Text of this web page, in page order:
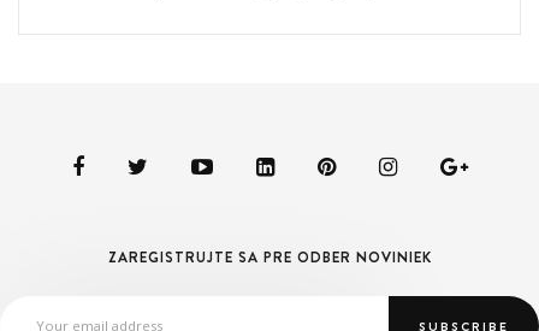
ZAREGISTRUJTE SA PRE ODBER NOVINIEK